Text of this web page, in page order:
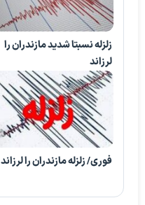
زلزله نسبتا شدید مازندران را
لرزاند
فوری/ زلزله مازندران را لرزاند